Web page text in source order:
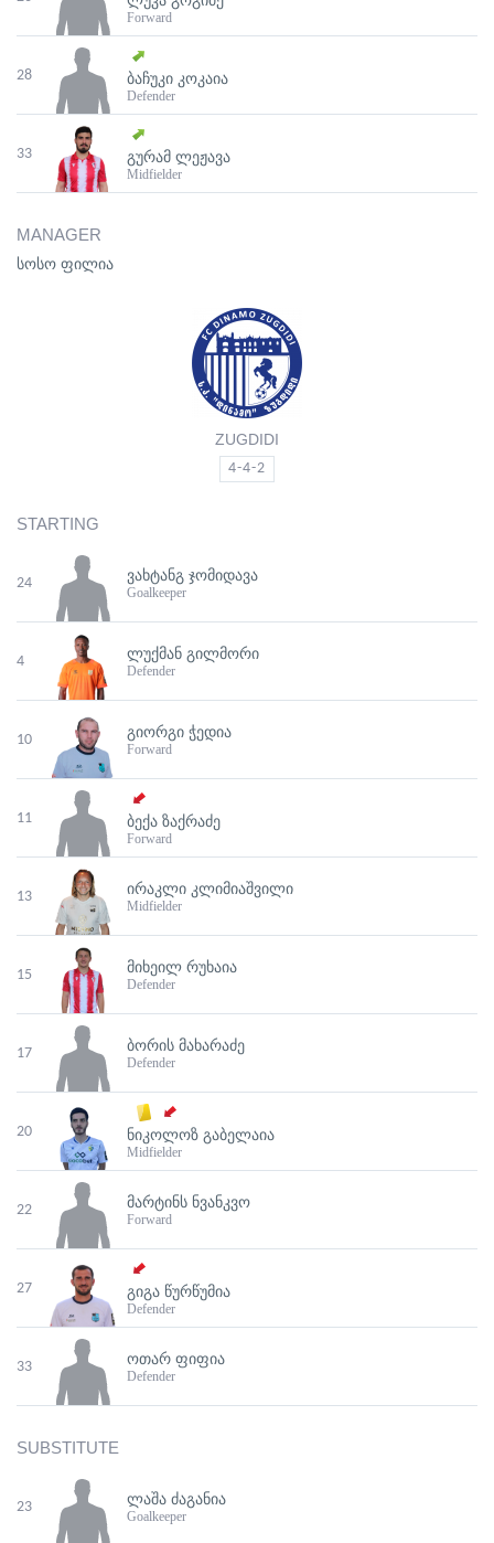
Forward
28 ᲑᲐᲩᲣᲙᲘ ᲙᲝᲙᲐᲘᲐ
Defender
33 ᲒᲣᲠᲐᲛ ᲚᲔᲟᲐᲕᲐ
Midfielder
MANAGER
სოსო ფილია
ZUGDIDI
4-4-2
STARTING
24 ᲕᲐᲮᲢᲐᲜᲒ ᲯᲝᲛᲘᲓᲐᲕᲐ
Goalkeeper
4 ᲚᲣᲥᲛᲐᲜ ᲒᲘᲚᲛᲝᲠᲘ
Defender
10 ᲒᲘᲝᲠᲒᲘ ᲭᲔᲓᲘᲐ
Forward
11 ᲑᲔᲥᲐ ᲖᲐᲥᲠᲐᲫᲔ
Forward
13 ᲘᲠᲐᲙᲚᲘ ᲙᲚᲘᲛᲘᲐᲨᲕᲘᲚᲘ
Midfielder
15 ᲛᲘᲮᲔᲘᲚ ᲠᲣᲮᲐᲘᲐ
Defender
17 ᲑᲝᲠᲘᲡ ᲛᲐᲮᲐᲠᲐᲫᲔ
Defender
20 ᲜᲘᲙᲝᲚᲝᲖ ᲒᲐᲑᲔᲚᲐᲘᲐ
Midfielder
22 ᲛᲐᲠᲢᲘᲜᲡ ᲜᲕᲐᲜᲙᲕᲝ
Forward
27 ᲒᲘᲒᲐ ᲬᲣᲠᲬᲣᲛᲘᲐ
Defender
33 ᲝᲗᲐᲠ ᲤᲘᲤᲘᲐ
Defender
SUBSTITUTE
23 ᲚᲐᲨᲐ ᲫᲐᲒᲐᲜᲘᲐ
Goalkeeper